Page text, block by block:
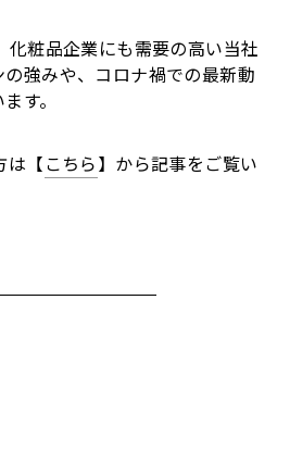
化粧品企業にも需要の高い当社
強みや、コロナ禍での最新動
す。
は【こちら】から記事をご覧い